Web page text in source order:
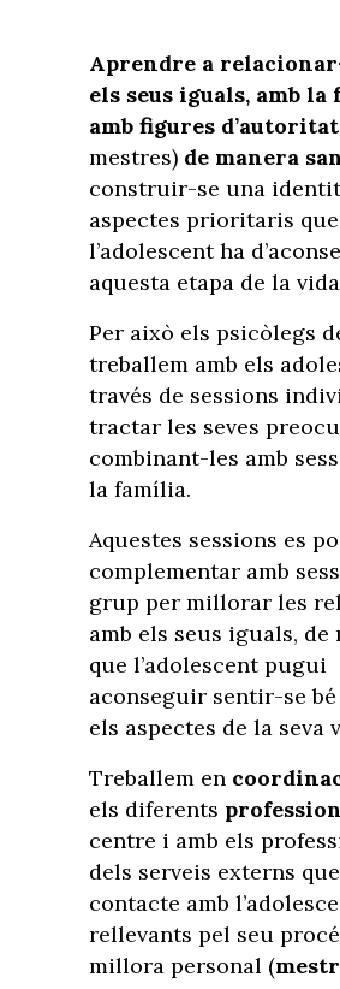
Aprendre a
els seus iguals, amb
amb figures d’autoritat
mestres) de manera
construir-se una
aspectes prioritaris que
l’adolescent ha
aquesta etapa de la
Per això els psicòlegs
treballem amb els
través de sessions
tractar les seves
combinant-les amb
la família.
Aquestes sessions es
complementar amb
grup per millorar les
amb els seus iguals, de
que l’adolescent pugui
aconseguir sentir-se
els aspectes de la seva
Treballem en
els diferents
centre i amb els
dels serveis externs
contacte amb
rellevants pel seu
millora personal (